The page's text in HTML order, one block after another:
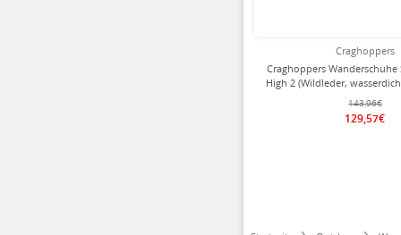
Craghoppers
Craghoppers Wanderschuhe
High 2 (Wildleder,
143,96€
129,57€